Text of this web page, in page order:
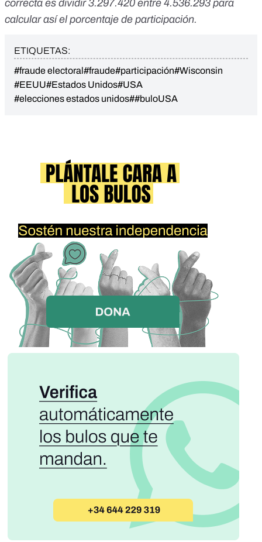
correcta es dividir 3.297.420 entre 4.536.293 para
calcular así el porcentaje de participación.
ETIQUETAS:
#fraude electoral#fraude#participación#Wisconsin
#EEUU#Estados Unidos#USA
#elecciones estados unidos##buloUSA